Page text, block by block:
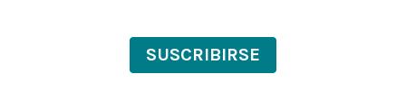
SUSCRIBIRSE